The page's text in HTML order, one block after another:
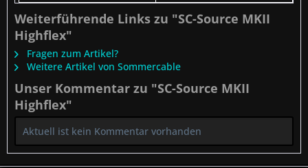
Weiterführende Links zu "SC-Source MKII
Highflex"
Fragen zum Artikel?
Weitere Artikel von Sommercable
Unser Kommentar zu "SC-Source MKII
Highflex"
Aktuell ist kein Kommentar vorhanden